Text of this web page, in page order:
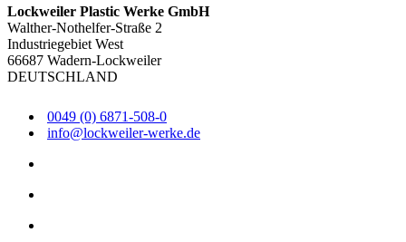
Lockweiler Plastic Werke GmbH
Walther-Nothelfer-Straße 2
Industriegebiet West
66687 Wadern-Lockweiler
DEUTSCHLAND
0049 (0) 6871-508-0
info@lockweiler-werke.de